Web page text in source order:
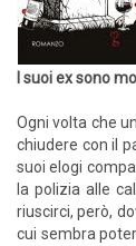
I suoi ex sono
Ogni volta che
chiudere con il
suoi elogi
la polizia alle
riuscirci, però,
cui sembra